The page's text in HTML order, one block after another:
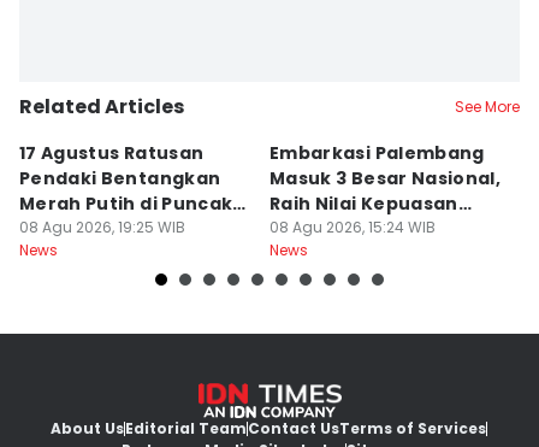
Related Articles See More
17 Agustus Ratusan
Pendaki Bentangkan
Merah Putih di Puncak
Dempo
08 Agu 2026, 19:25 WIB
News
Embarkasi Palembang
Masuk 3 Besar Nasional,
Raih Nilai Kepuasan
86,65
08 Agu 2026, 15:24 WIB
News
About UsEditorial TeamContact UsTerms of Services